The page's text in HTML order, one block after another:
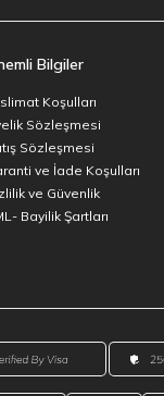
Bilgiler
Koşulları
Sözleşmesi
Sözleşmesi
ve İade Koşulları
ve Güvenlik
Bayilik Şartları